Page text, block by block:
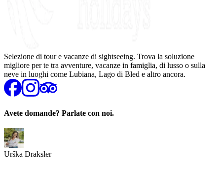
Selezione di tour e vacanze di sightseeing. Trova la soluzione
migliore per te tra avventure, vacanze in famiglia, di lusso o sulla
neve in luoghi come Lubiana, Lago di Bled e altro ancora.
Avete domande? Parlate con noi.
Urška Draksler